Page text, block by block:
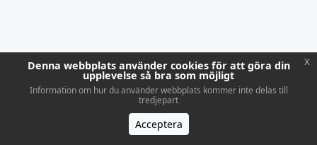
Denna webbplats använder cookies för att göra din
upplevelse så bra som möjligt
Information om hur du använder webbplats kommer inte delas till
tredjepart
Acceptera
x